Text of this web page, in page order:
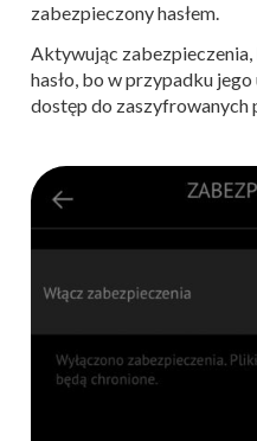
zabezpieczony hasłem.
Aktywując
hasło, bo w przypadku
dostęp do zaszyfrowanych